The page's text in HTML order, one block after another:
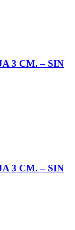
3 CM. – SIN
3 CM. – SIN